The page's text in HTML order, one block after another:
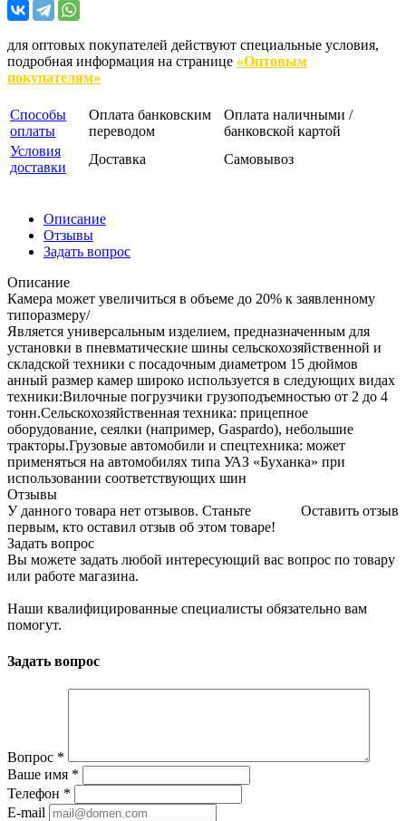
для оптовых покупателей действуют специальные условия,
подробная информация на странице «Оптовым
покупателям»
Способы
оплаты
Оплата банковским
переводом
Оплата наличными /
банковской картой
Условия
доставки
Доставка Самовывоз
Описание
Отзывы
Задать вопрос
Описание
Камера может увеличиться в объеме до 20% к заявленному
типоразмеру/
Является универсальным изделием, предназначенным для
установки в пневматические шины сельскохозяйственной и
складской техники с посадочным диаметром 15 дюймов
анный размер камер широко используется в следующих видах
техники:Вилочные погрузчики грузоподъемностью от 2 до 4
тонн.Сельскохозяйственная техника: прицепное
оборудование, сеялки (например, Gaspardo), небольшие
тракторы.Грузовые автомобили и спецтехника: может
применяться на автомобилях типа УАЗ «Буханка» при
использовании соответствующих шин
Отзывы
Оставить отзыв
У данного товара нет отзывов. Станьте
первым, кто оставил отзыв об этом товаре!
Задать вопрос
Вы можете задать любой интересующий вас вопрос по товару
или работе магазина.
Наши квалифицированные специалисты обязательно вам
помогут.
Задать вопрос
Вопрос *
Ваше имя *
Телефон *
E-mail